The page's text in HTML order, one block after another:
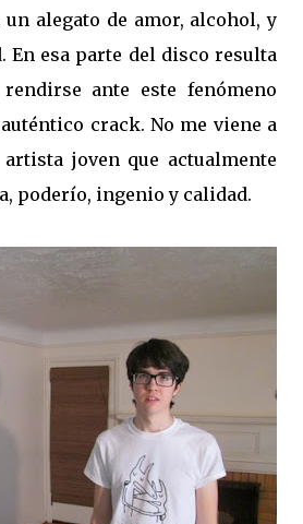
un alegato de amor, alcohol, y
En esa parte del disco resulta
ante este fenómeno
crack. No me viene a
joven que actualmente
poderío, ingenio y calidad.